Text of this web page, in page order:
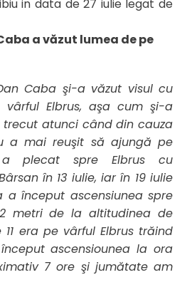
in data de 27 iulie legat de
a văzut lumea de pe
Caba şi-a văzut visul cu
Elbrus, aşa cum şi-a
atunci când din cauza
a mai reuşit să ajungă pe
plecat spre Elbrus cu
în 13 iulie, iar în 19 iulie
a început ascensiunea spre
metri de la altitudinea de
11 era pe vârful Elbrus trăind
ascensiounea la ora
7 ore şi jumătate am